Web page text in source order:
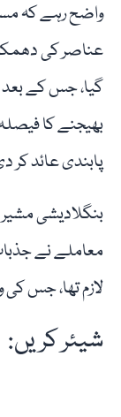
واضح رہے کہ
عناصر کی
گیا، جس کے بعد
بھیجنے کا
پابندی عائد کر
بنگلادیشی
معاملے نے
لازم تھا، جس
شیئر کریں: